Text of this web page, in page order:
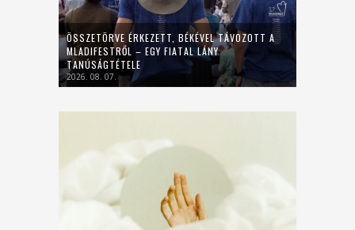
ÖSSZETÖRVE ÉRKEZETT, BÉKÉVEL TÁVOZOTT A
MLADIFESTRŐL – EGY FIATAL LÁNY
TANÚSÁGTÉTELE
2026. 08. 07.